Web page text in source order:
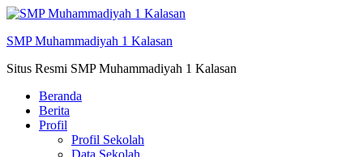
Skip
konten
SMP Muhammadiyah 1 Kalasan
Situs Resmi SMP Muhammadiyah 1 Kalasan
Beranda
Berita
Profil
Profil Sekolah
Data Sekolah